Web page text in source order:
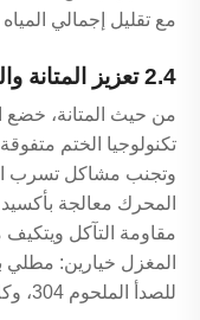
مع تقليل إجمالي
2.4 تعزيز المتانة والحماية
من حيث المتانة، خضع
تكنولوجيا الختم
وتجنب مشاكل تسرب
المحرك معالجة
مقاومة التآكل ويتكيف
المغزل خيارين: مطلي
للصدأ الملحوم 304، وكلاهما تتمتع بأداء ممتاز ضد الصدأ.